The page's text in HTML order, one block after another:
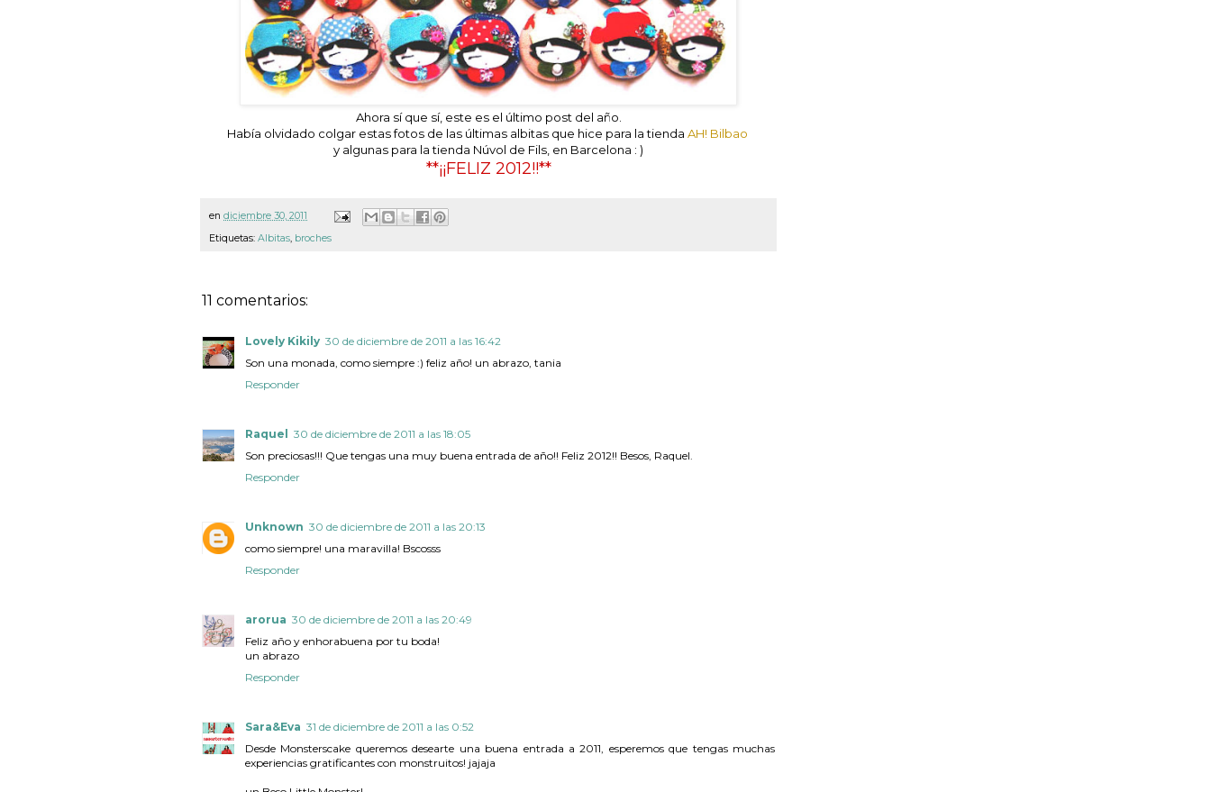
Ahora sí que sí, este es el último post del año.
Había olvidado colgar estas fotos de las últimas albitas que hice para la tienda AH! Bilbao
y algunas para la tienda Núvol de Fils, en Barcelona : )
**¡¡FELIZ 2012!!**
en diciembre 30, 2011
Etiquetas: Albitas, broches
11 comentarios:
Lovely Kikily 30 de diciembre de 2011 a las 16:42
Son una monada, como siempre :) feliz año! un abrazo, tania
Responder
Raquel
30 de diciembre de 2011 a las 18:05
Son preciosas!!! Que tengas una muy buena entrada de año!! Feliz 2012!! Besos, Raquel.
Responder
Unknown 30 de diciembre de 2011 a las 20:13
como siempre! una maravilla! Bscosss
Responder
arorua 30 de diciembre de 2011 a las 20:49
Feliz año y enhorabuena por tu boda!
un abrazo
Responder
Sara&Eva 31 de diciembre de 2011 a las 0:52
Desde Monsterscake queremos desearte una buena entrada a 2011, esperemos que tengas muchas
experiencias gratificantes con monstruitos! jajaja